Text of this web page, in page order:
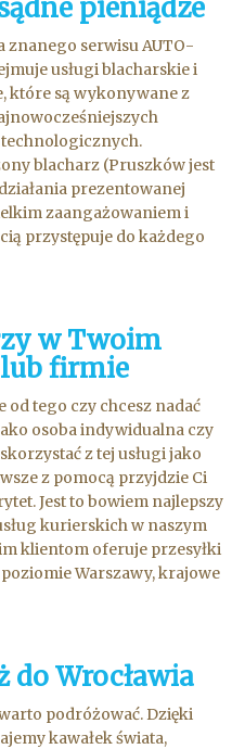
pieniądze
znanego serwisu AUTO-
usługi blacharskie i
które są wykonywane z
blacharz (Pruszków jest
prezentowanej
zaangażowaniem i
przystępuje do każdego
w Twoim
firmie
od tego czy chcesz nadać
osoba indywidualna czy
z tej usługi jako
z pomocą przyjdzie Ci
Jest to bowiem najlepszy
kurierskich w naszym
klientom oferuje przesyłki
Warszawy, krajowe
do Wrocławia
podróżować. Dzięki
kawałek świata,